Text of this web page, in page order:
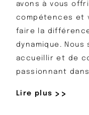
avons à vous
compétences et
faire la
dynamique. Nous
accueillir et de
passionnant
Lire plus